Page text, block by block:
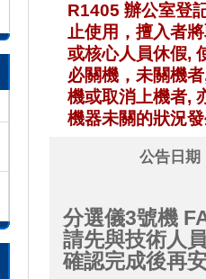
R1405 辦公室登
止使用，擅入者
或核心人員休假,
必關機，未關機
機或取消上機者,
機器未關的狀況
公告日期
分選儀3號機
請先與技術人
確認完成後再